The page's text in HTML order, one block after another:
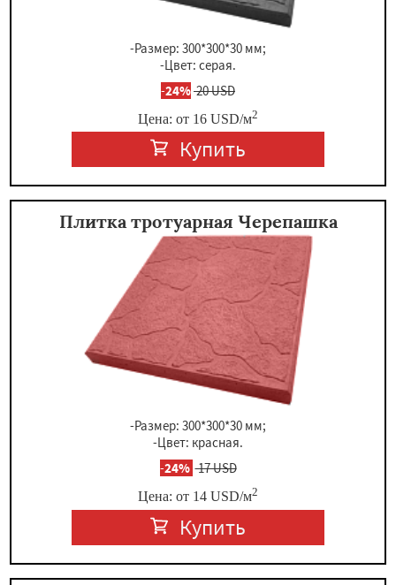
-Размер: 300*300*30 мм;
-Цвет: серая.
-24%20 USD
Цена: от 16 USD/м2
Купить
Плитка тротуарная Черепашка
-Размер: 300*300*30 мм;
-Цвет: красная.
-24% 17 USD
Цена: от 14 USD/м2
Купить